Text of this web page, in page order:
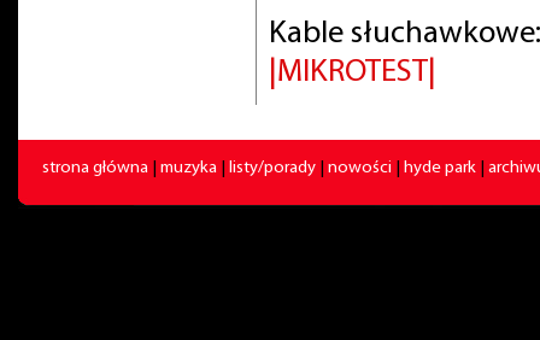
Kable
|MIKROTEST|
strona główna muzyka listy/porady nowości hyde park